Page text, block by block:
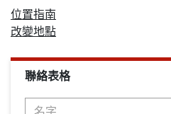
位置指南
改變地點
聯絡表格